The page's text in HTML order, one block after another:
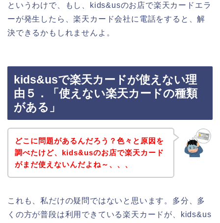
というわけで、もし、kids&usのお店で楽天カードエラ
ーが発生したら、楽天カード会社に電話をすると、解
決できるかもしれませんよ。
kids&usで楽天カードが使えない理
由５．「使えない楽天カードの種類
がある」
どこに問題があるんだろう？色々と原因を
調べたけど、kids&usのお店で楽天カード
がまだ使えないんだよね～、、、
これも、私だけの疑問ではないと思います。多分、多
くの方が普段は利用できている楽天カードが、kids&us